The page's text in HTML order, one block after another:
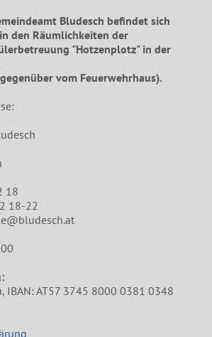
Bludesch befindet sich
den Räumlichkeiten der
"Hotzenplotz" in der
vom Feuerwehrhaus).
18
18-22
IBAN: AT57 3745 8000 0381 0348